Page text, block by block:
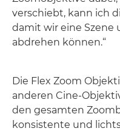
verschiebt, kann ich
damit wir eine Szene
abdrehen können.“
Die Flex Zoom
anderen Cine-
den gesamten
konsistente und